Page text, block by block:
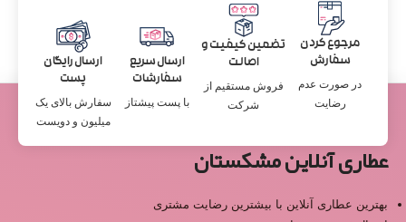
مرجوع کردن
سفارش
در صورت عدم
رضایت
تضمین کیفیت و
اصالت
فروش مستقیم از
شرکت
ارسال سریع
سفارشات
با پست پیشتاز
ارسال رایگان
پست
سفارش بالای یک
میلیون و دویست
عطاری آنلاین مشکستان
بهترین عطاری آنلاین با بیشترین رضایت مشتری